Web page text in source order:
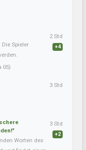
Spieler
05)
2 Std
+4
3 Std
Worten des
3 Std
+2